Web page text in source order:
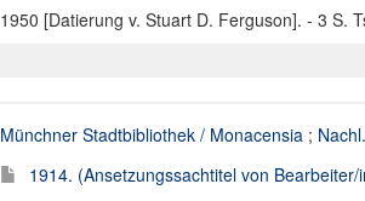
1950 [Datierung v. Stuart D. Ferguson]. - 3 S.
Münchner Stadtbibliothek / Monacensia ;
1914. (Ansetzungssachtitel von Bearbeiter/